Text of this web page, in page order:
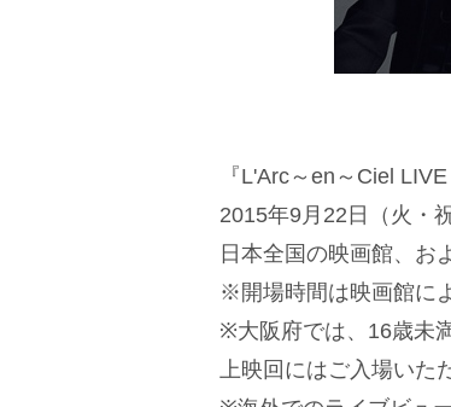
『L'Arc～en～Ciel
2015年9月22日（火・
日本全国の映画館、お
※開場時間は映画館に
※大阪府では、16歳未
上映回にはご入場いた